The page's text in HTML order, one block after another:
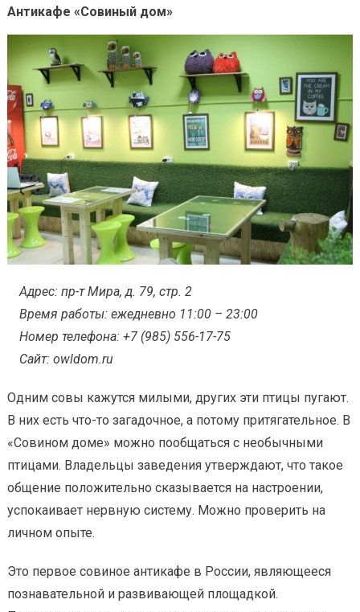
Антикафе «Совиный дом»
Адрес: пр-т Мира, д. 79, стр. 2
Время работы: ежедневно 11:00 – 23:00
Номер телефона: +7 (985) 556-17-75
Сайт: owldom.ru
Одним совы кажутся милыми, других эти птицы пугают.
В них есть что-то загадочное, а потому притягательное. В
«Совином доме» можно пообщаться с необычными
птицами. Владельцы заведения утверждают, что такое
общение положительно сказывается на настроении,
успокаивает нервную систему. Можно проверить на
личном опыте.
Это первое совиное антикафе в России, являющееся
познавательной и развивающей площадкой.